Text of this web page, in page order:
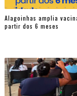
Alagoinhas amplia
partir dos 6 meses